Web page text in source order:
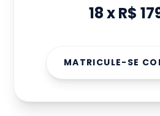
18xR$
MATRICULE-SE